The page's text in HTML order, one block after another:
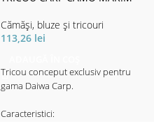
Cămăși, bluze și tricouri
113,26 lei
Tricou conceput exclusiv pentru
gama Daiwa Carp.
Caracteristici: